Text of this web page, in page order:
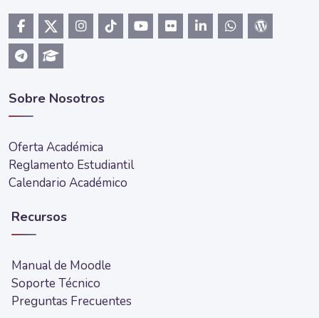
Sobre Nosotros
Oferta Académica
Reglamento Estudiantil
Calendario Académico
Recursos
Manual de Moodle
Soporte Técnico
Preguntas Frecuentes